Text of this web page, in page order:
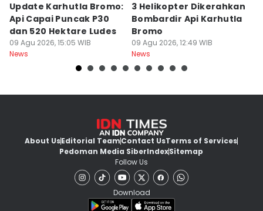
Update Karhutla Bromo:
Api Capai Puncak P30
dan 520 Hektare Ludes
09 Agu 2026, 15:05 WIB
News
3 Helikopter Dikerahkan
Bombardir Api Karhutla
Bromo
09 Agu 2026, 12:49 WIB
News
About UsEditorial TeamContact UsTerms of Services
Pedoman Media SiberIndexSitemap
Follow Us
Download